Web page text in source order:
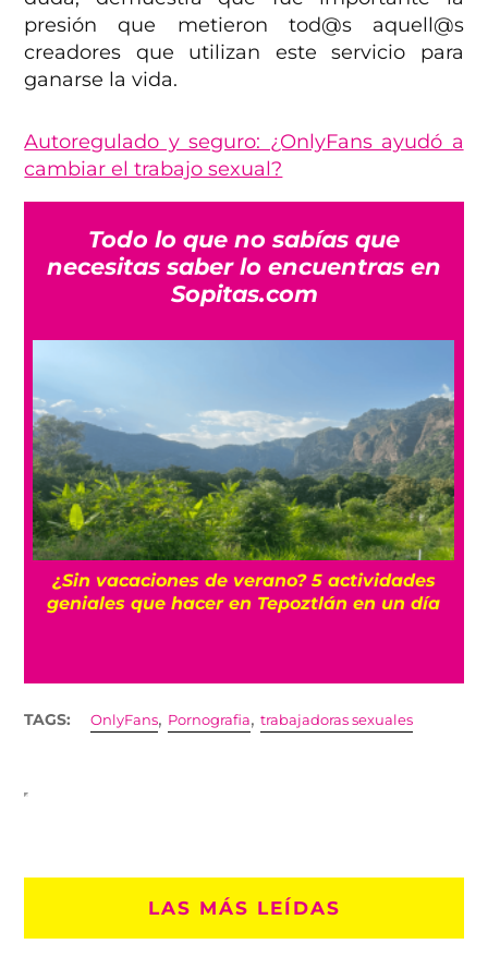
presión que metieron tod@s aquell@s
creadores que utilizan este servicio para
ganarse la vida.
Autoregulado y seguro: ¿OnlyFans ayudó a
cambiar el trabajo sexual?
Todo lo que no sabías que
necesitas saber lo encuentras en
Sopitas.com
¿Sin vacaciones de verano? 5 actividades
geniales que hacer en Tepoztlán en un día
TAGS: OnlyFans, Pornografia,trabajadoras sexuales
LAS MÁS LEÍDAS